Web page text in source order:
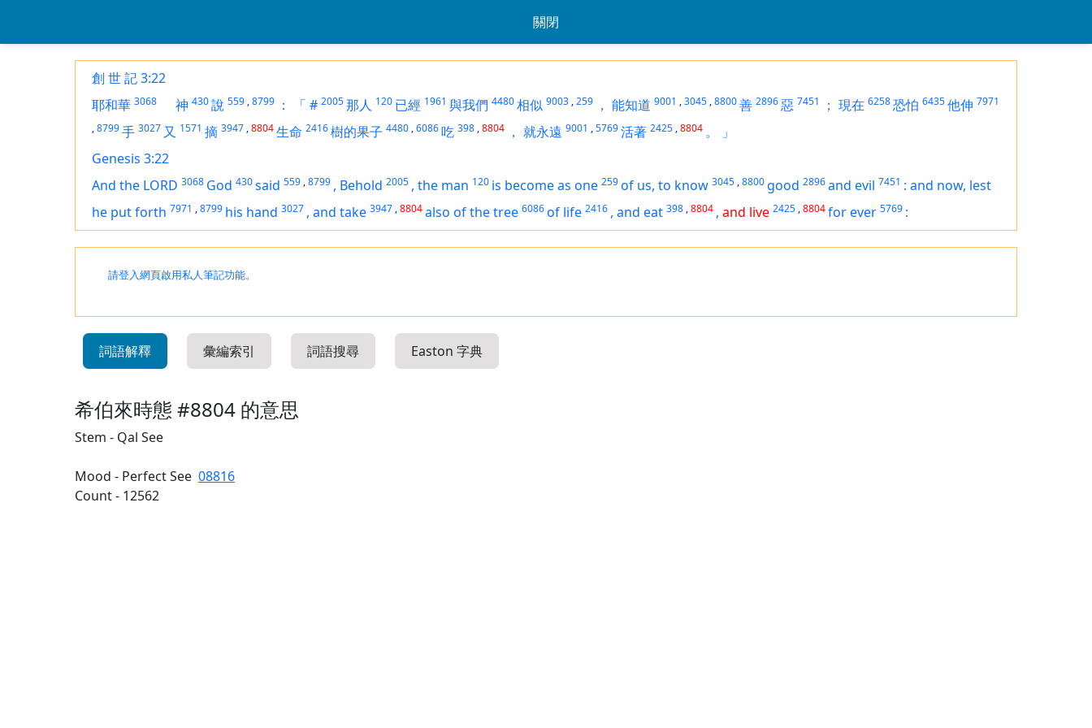
關閉
創 世 記 3:22
耶和華 3068 神 430說 559 ,8799 ： 「 # 2005那人 120 已經 1961 與我們 4480相似 9003 ,259 ， 能知道 9001 ,3045 ,8800善 2896惡 7451 ； 現在 6258恐怕 6435他伸 7971
,8799手 3027 又 1571 摘 3947 ,8804生命 2416樹的果子 4480 ,6086吃 398 ,8804 ， 就永遠 9001 ,5769活著 2425 ,8804 。
」
Genesis 3:22
And the LORD 3068 God 430said 559 ,8799 , Behold 2005 , the man 120 is become as one 259of us, to know 3045 ,8800 good 2896and evil 7451 : and now, lest
he put forth 7971 ,8799 his hand 3027 , and take 3947 ,8804also of the tree 6086of life 2416 , and eat 398 ,8804 , and live 2425 ,8804for ever 5769 :
請登入網頁啟用私人筆記功能。
詞語解釋 彙編索引 詞語搜尋 Easton 字典
希伯來時態 #8804 的意思
Stem - Qal See
Mood - Perfect See 08816
Count - 12562